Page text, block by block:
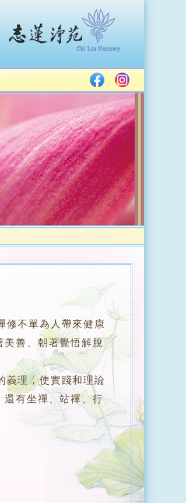
修不單為人帶來健康
善、朝著覺悟解脫
理，使實踐和理論
還有坐禪、站禪、行